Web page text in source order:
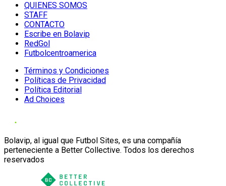
QUIENES SOMOS
STAFF
CONTACTO
Escribe en Bolavip
RedGol
Futbolcentroamerica
Términos y Condiciones
Políticas de Privacidad
Política Editorial
Ad Choices
Bolavip, al igual que Futbol Sites, es una compañía
perteneciente a Better Collective. Todos los derechos
reservados